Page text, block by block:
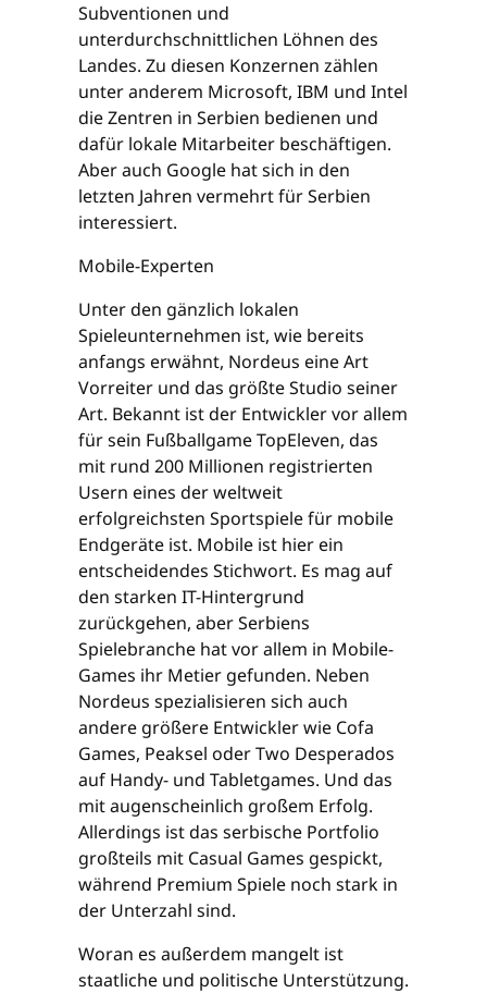
Subventionen und
unterdurchschnittlichen Löhnen des
Landes. Zu diesen Konzernen zählen
unter anderem Microsoft, IBM und Intel
die Zentren in Serbien bedienen und
dafür lokale Mitarbeiter beschäftigen.
Aber auch Google hat sich in den
letzten Jahren vermehrt für Serbien
interessiert.
Mobile-Experten
Unter den gänzlich lokalen
Spieleunternehmen ist, wie bereits
anfangs erwähnt, Nordeus eine Art
Vorreiter und das größte Studio seiner
Art. Bekannt ist der Entwickler vor allem
für sein Fußballgame TopEleven, das
mit rund 200 Millionen registrierten
Usern eines der weltweit
erfolgreichsten Sportspiele für mobile
Endgeräte ist. Mobile ist hier ein
entscheidendes Stichwort. Es mag auf
den starken IT-Hintergrund
zurückgehen, aber Serbiens
Spielebranche hat vor allem in Mobile-
Games ihr Metier gefunden. Neben
Nordeus spezialisieren sich auch
andere größere Entwickler wie Cofa
Games, Peaksel oder Two Desperados
auf Handy- und Tabletgames. Und das
mit augenscheinlich großem Erfolg.
Allerdings ist das serbische Portfolio
großteils mit Casual Games gespickt,
während Premium Spiele noch stark in
der Unterzahl sind.
Woran es außerdem mangelt ist
staatliche und politische Unterstützung.